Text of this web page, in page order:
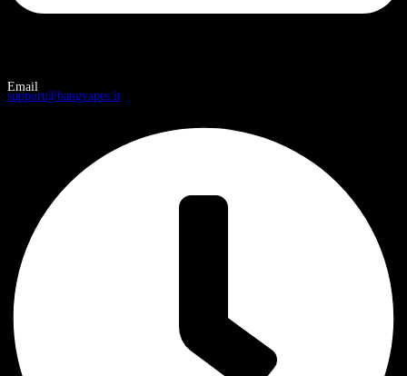
Email
support@bangvapes.it